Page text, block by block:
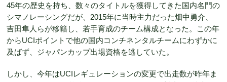
45年の歴史を持ち、数々のタイトルを獲得してきた国内名門の
シマノレーシングだが、2015年に当時主力だった畑中勇介、
吉田隼人らが移籍し、若手育成のチーム構成となった。この年
からUCIポイントで他の国内コンチネンタルチームにわずかに
及ばず、ジャパンカップ出場資格を逃していた。
しかし、今年はUCIレギュレーションの変更で出走数が昨年ま